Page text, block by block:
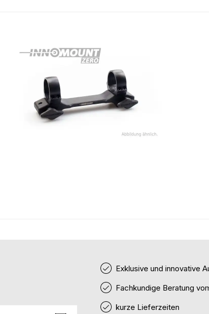
Exklusive und innovative
Fachkundige Beratung
kurze Lieferzeiten